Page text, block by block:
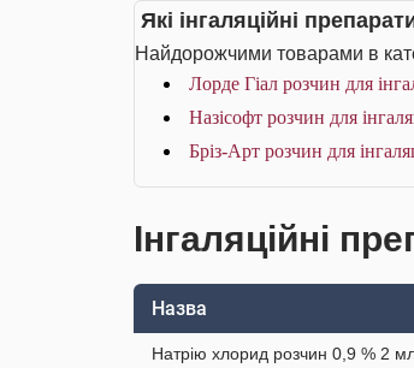
Які інгаляційні
Найдорожчими товарами в
Лорде Гіал розчин для
Назісофт розчин для
Бріз-Арт розчин для
Інгаляційні
Назва
Натрію хлорид розчин 0,9 % 2